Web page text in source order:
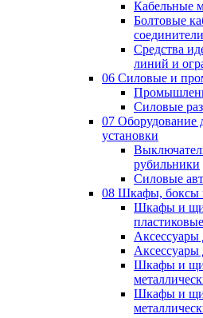
Кабельные
Болтовые
Средства
линий и
06 Силовые и
Силовые
07
установки
рубильники
Силовые
08 Шкафы, боксы
Шкафы и
пластиковые
Шкафы и
Шкафы и